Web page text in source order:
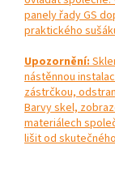
panely řady GS
praktického
Upozornění:
nástěnnou
zástrčkou,
Barvy skel,
materiálech
lišit od